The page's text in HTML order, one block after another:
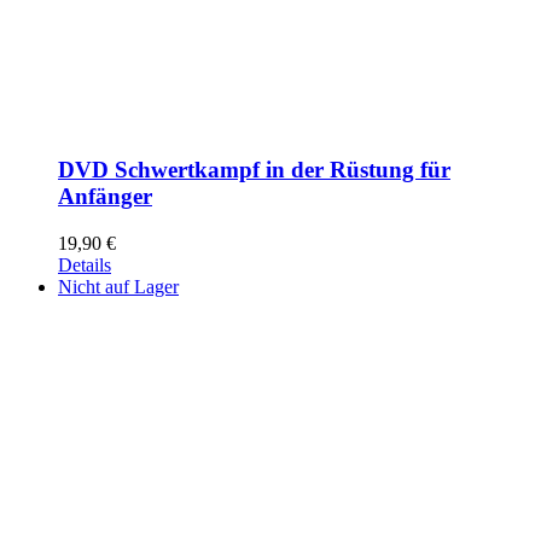
DVD Schwertkampf in der Rüstung für
Anfänger
19,90 €
Details
Nicht auf Lager